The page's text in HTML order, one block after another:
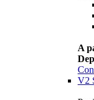
A
V2